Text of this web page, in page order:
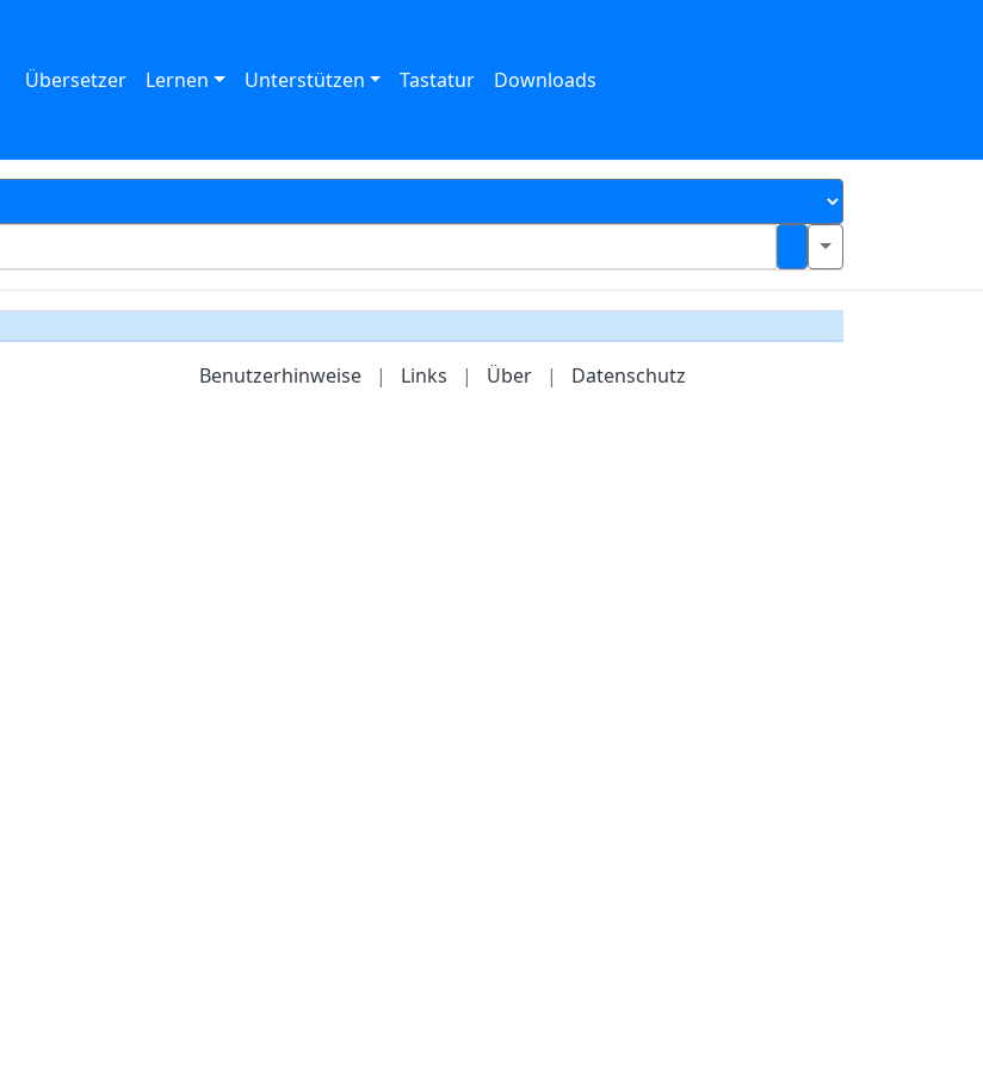
Übersetzer Lernen Unterstützen Tastatur Downloads
Benutzerhinweise | Links | Über | Datenschutz